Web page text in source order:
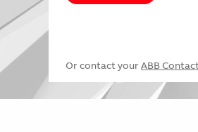
Or contact your ABB